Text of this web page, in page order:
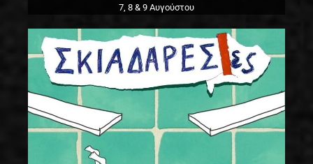
7, 8 & 9 Αυγούστου